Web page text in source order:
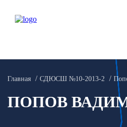
Главная СДЮСШ №10-2013-2
ПОПОВ